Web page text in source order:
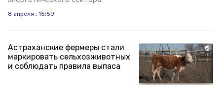
8 апреля , 15:50
Астраханские фермеры стали
маркировать сельхозживотных
и соблюдать правила выпаса